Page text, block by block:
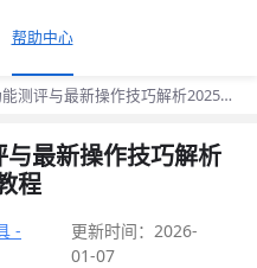
帮助中心
测评与最新操作技巧解析2025教
最新操作技巧解析
程
-
更新时间：2026-
01-07